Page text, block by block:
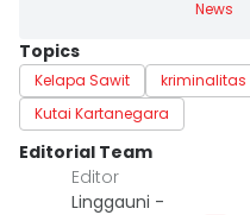
News
Topics
Kelapa Sawit kriminalitas
Kutai Kartanegara
Editorial Team
Editor
Linggauni -